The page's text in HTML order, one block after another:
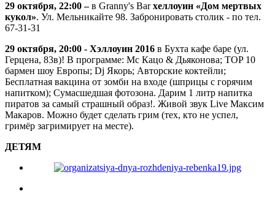
29 октября, 22:00 –в Granny's Barхеллоуин «Дом мертвых
кукол». Ул. Мельникайте 98. Забронировать столик - по тел.
67-31-31
29 октября, 20:00 - Хэллоуин 2016 в Бухта кафе баре (ул.
Герцена, 83в)! В программе: Мc Кацо & Дьяконова; TOP 10
бармен шоу Европы; Dj Якорь; Авторские коктейли;
Бесплатная вакцина от зомби на входе (шприцы с горячим
напитком); Сумасшедшая фотозона. Дарим 1 литр напитка
пиратов за самый страшный образ!. Живой звук Live Максим
Макаров. Можно будет сделать грим (тех, кто не успел,
гримёр загримирует на месте).
ДЕТЯМ